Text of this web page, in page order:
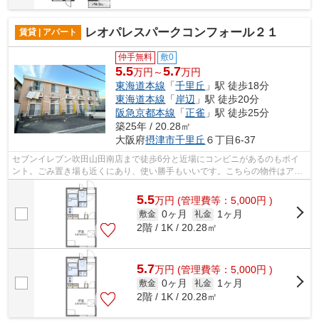
賃貸 | アパート レオパレスパークコンフォール２１
仲手無料 敷0
5.5万円～5.7万円
東海道本線 「千里丘 」駅 徒歩18分
東海道本線 「 岸辺 」駅 徒歩20分
阪急京都本線 「正雀 」駅 徒歩25分
築25年 / 20.28㎡
大阪府摂津市千里丘 ６丁目6-37
セブンイレブン吹田山田南店まで徒歩6分と近場にコンビニがあるのもポイ
ント。ごみ置き場も近くにあり、使い勝手もいいです。こちらの物件はアパ
ートです。構造上、広々とした住空間が...
5.5万円 (管理費等：5,000円 )
敷金 0ヶ月 礼金
1ヶ月
2階 / 1K / 20.28㎡
5.7万円 (管理費等：5,000円 )
敷金 0ヶ月 礼金
1ヶ月
2階 / 1K / 20.28㎡